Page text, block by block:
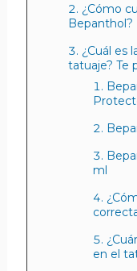
¿Cómo
Bepanthol?
¿Cuál es
tatuaje? Te
ml
en el